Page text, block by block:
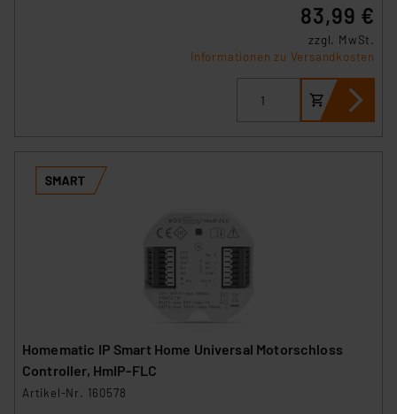
83,99 €
zzgl. MwSt.
Informationen zu Versandkosten
Homematic IP Smart Home Universal Motorschloss
Controller, HmIP-FLC
Artikel-Nr. 160578